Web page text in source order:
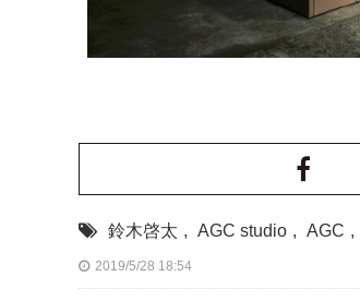
鈴木啓太 , AGC studio , AGC ,
2019/5/28 18:54